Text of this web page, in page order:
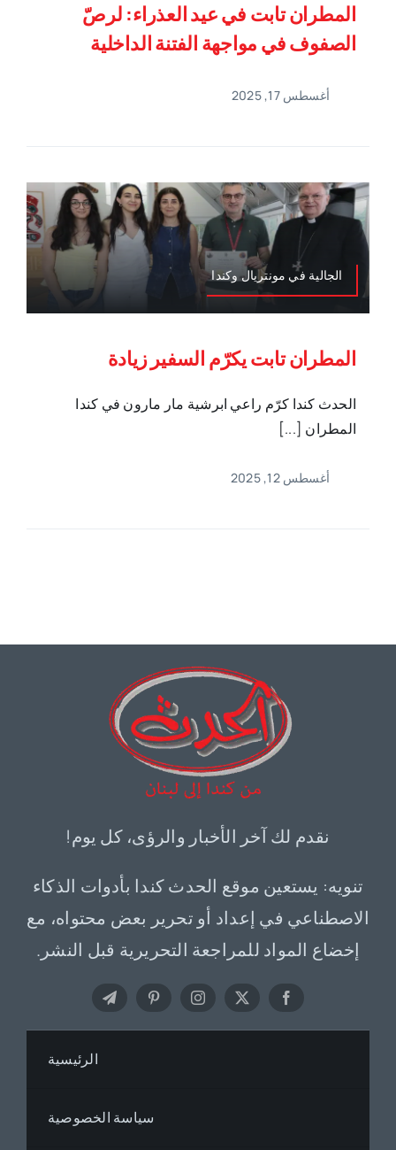
المطران تابت في عيد العذراء: لرصّ
الصفوف في مواجهة الفتنة الداخلية
أغسطس 17, 2025
الجالية في مونتريال وكندا
المطران تابت يكرّم السفير زيادة‎
الحدث كندا كرّم راعي ابرشية مار مارون في كندا
المطران [...]
أغسطس 12, 2025
نقدم لك آخر الأخبار والرؤى، كل يوم!
تنويه: يستعين موقع الحدث كندا بأدوات الذكاء
الاصطناعي في إعداد أو تحرير بعض محتواه، مع
إخضاع المواد للمراجعة التحريرية قبل النشر.
الرئيسية
سياسة الخصوصية